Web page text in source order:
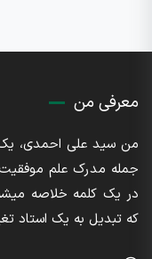
معرفی من
من سید علی احمدی، یک
جمله مدرک علم
در یک کلمه خلاصه
که تبدیل به یک استاد